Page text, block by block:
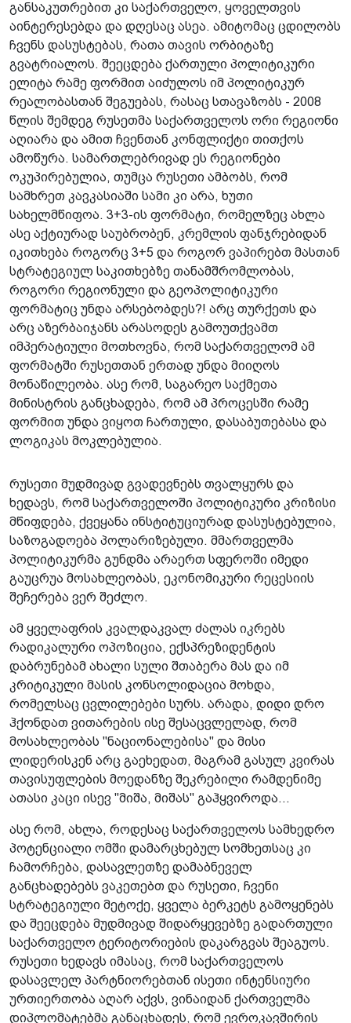
განსაკუთრებით კი საქართველო, ყოველთვის
აინტერესებდა და დღესაც ასეა. ამიტომაც ცდილობს
ჩვენს დასუსტებას, რათა თავის ორბიტაზე
გვატრიალოს. შეეცდება ქართული პოლიტიკური
ელიტა რამე ფორმით აიძულოს იმ პოლიტიკურ
რეალობასთან შეგუებას, რასაც სთავაზობს - 2008
წლის შემდეგ რუსეთმა საქართველოს ორი რეგიონი
აღიარა და ამით ჩვენთან კონფლიქტი თითქოს
ამოწურა. სამართლებრივად ეს რეგიონები
ოკუპირებულია, თუმცა რუსეთი ამბობს, რომ
სამხრეთ კავკასიაში სამი კი არა, ხუთი
სახელმწიფოა. 3+3-ის ფორმატი, რომელზეც ახლა
ასე აქტიურად საუბრობენ, კრემლის ფანჯრებიდან
იკითხება როგორც 3+5 და როგორ ვაპირებთ მასთან
სტრატეგიულ საკითხებზე თანამშრომლობას,
როგორი რეგიონული და გეოპოლიტიკური
ფორმატიც უნდა არსებობდეს?! არც თურქეთს და
არც აზერბაიჯანს არასოდეს გამოუთქვამთ
იმპერატიული მოთხოვნა, რომ საქართველომ ამ
ფორმატში რუსეთთან ერთად უნდა მიიღოს
მონაწილეობა. ასე რომ, საგარეო საქმეთა
მინისტრის განცხადება, რომ ამ პროცესში რამე
ფორმით უნდა ვიყოთ ჩართული, დასაბუთებასა და
ლოგიკას მოკლებულია.
რუსეთი მუდმივად გვადევნებს თვალყურს და
ხედავს, რომ საქართველოში პოლიტიკური კრიზისი
მწიფდება, ქვეყანა ინსტიტუციურად დასუსტებულია,
საზოგადოება პოლარიზებული. მმართველმა
პოლიტიკურმა გუნდმა არაერთ სფეროში იმედი
გაუცრუა მოსახლეობას, ეკონომიკური რეცესიის
შეჩერება ვერ შეძლო.
ამ ყველაფრის კვალდაკვალ ძალას იკრებს
რადიკალური ოპოზიცია, ექსპრეზიდენტის
დაბრუნებამ ახალი სული შთაბერა მას და იმ
კრიტიკული მასის კონსოლიდაცია მოხდა,
რომელსაც ცვლილებები სურს. არადა, დიდი დრო
ჰქონდათ ვითარების ისე შესაცვლელად, რომ
მოსახლეობას "ნაციონალებისა" და მისი
ლიდერისკენ არც გაეხედათ, მაგრამ გასულ კვირას
თავისუფლების მოედანზე შეკრებილი რამდენიმე
ათასი კაცი ისევ "მიშა, მიშას" გაჰყვიროდა...
ასე რომ, ახლა, როდესაც საქართველოს სამხედრო
პოტენციალი ომში დამარცხებულ სომხეთსაც კი
ჩამორჩება, დასავლეთზე დამაბნეველ
განცხადებებს ვაკეთებთ და რუსეთი, ჩვენი
სტრატეგიული მეტოქე, ყველა ბერკეტს გამოყენებს
და შეეცდება მუდმივად შიდარყევებზე გადართული
საქართველო ტერიტორიების დაკარგვას შეაგუოს.
რუსეთი ხედავს იმასაც, რომ საქართველოს
დასავლელ პარტნიორებთან ისეთი ინტენსიური
ურთიერთობა აღარ აქვს, ვინაიდან ქართველმა
დიპლომატებმა განაცხადეს, რომ ევროკავშირის